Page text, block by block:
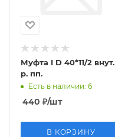
Муфта I D 40*11/2 внут.
р. пп.
Есть в наличии: 6
440 ₽/шт
В КОРЗИНУ